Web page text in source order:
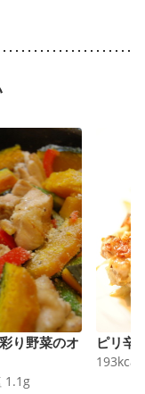
り野菜のオ
1.1 g
ピリ辛
193kcal